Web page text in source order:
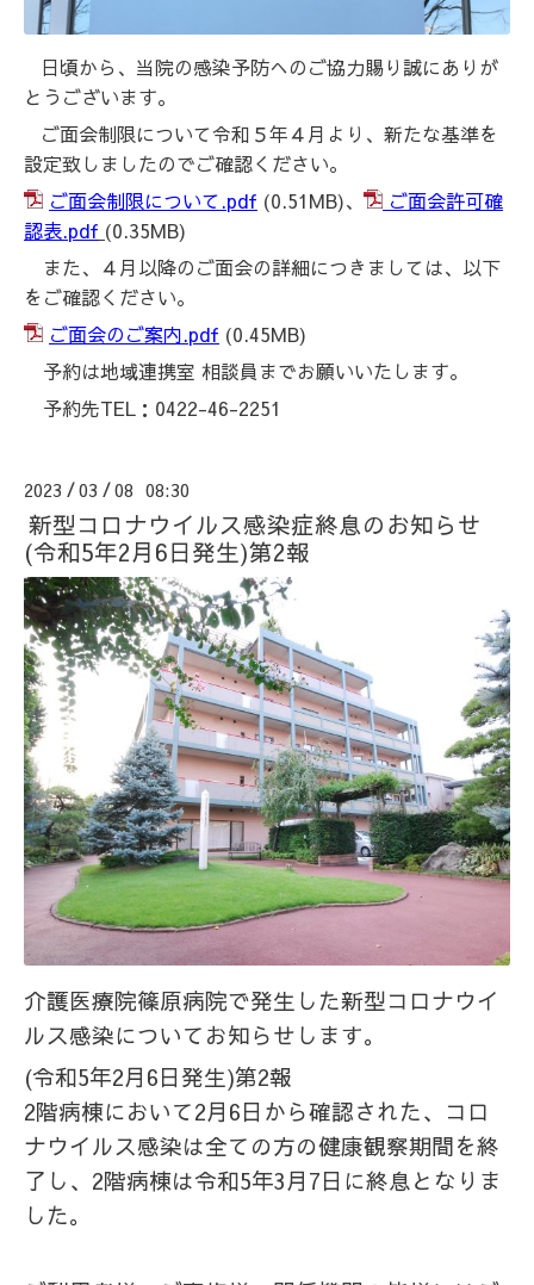
日頃から、当院の感染予防へのご協力賜り誠にありが
とうございます。
ご面会制限について令和５年４月より、新たな基準を
設定致しましたのでご確認ください。
ご面会制限について.pdf (0.51MB)、
ご面会許可確
認表.pdf (0.35MB)
また、４月以降のご面会の詳細につきましては、以下
をご確認ください。
ご面会のご案内.pdf (0.45MB)
予約は地域連携室 相談員までお願いいたします。
予約先TEL：0422-46-2251
2023 /03 /08 08:30
新型コロナウイルス感染症終息のお知らせ
(令和5年2月6日発生)第2報
介護医療院篠原病院で発生した新型コロナウイ
ルス感染についてお知らせします。
(令和5年2月6日発生)第2報
2階病棟において2月6日から確認された、コロ
ナウイルス感染は全ての方の健康観察期間を終
了し、2階病棟は令和5年3月7日に終息となりま
した。